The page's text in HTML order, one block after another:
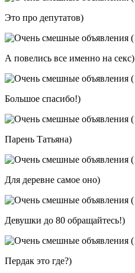
Это про депутатов)
А повелись все именно на секс)
Большое спасибо!)
Парень Татьяна)
Для деревне самое оно)
Девушки до 80 обращайтесь!)
Пердак это где?)